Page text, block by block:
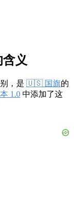
义
，是 🇺🇸 国旗的
1.0 中添加了这